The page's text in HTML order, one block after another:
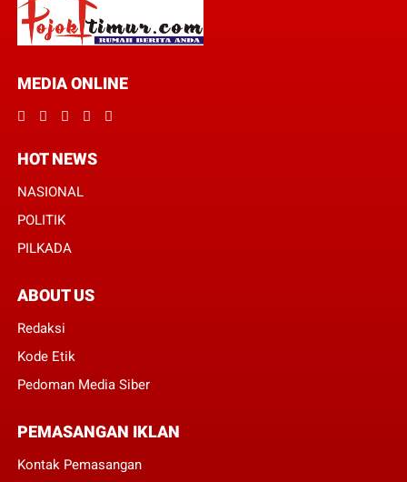
MEDIA ONLINE
HOT NEWS
NASIONAL
POLITIK
PILKADA
ABOUT US
Redaksi
Kode Etik
Pedoman Media Siber
PEMASANGAN IKLAN
Kontak Pemasangan